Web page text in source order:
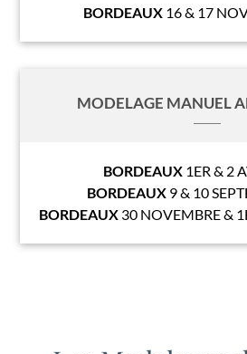
BORDEAUX 16 & 17
MODELAGE MANUEL
BORDEAUX 1ER & 2
BORDEAUX 9 & 10
BORDEAUX 30 NOVEMBRE &